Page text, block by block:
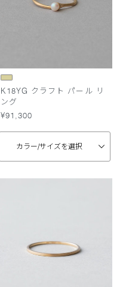
K18YG クラフト パール リ
ング
¥91,300
カラー/サイズを選択